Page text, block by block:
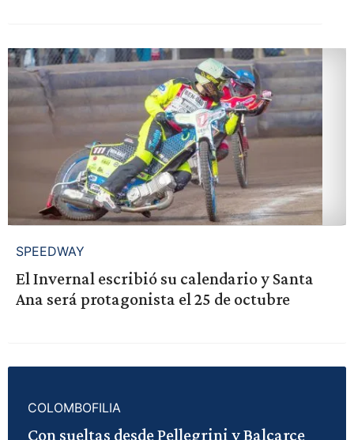
SPEEDWAY
El Invernal escribió su calendario y Santa
Ana será protagonista el 25 de octubre
COLOMBOFILIA
Con sueltas desde Pellegrini y Balcarce